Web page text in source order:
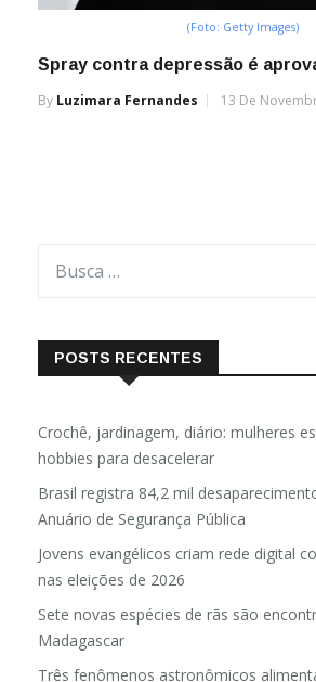
(Foto: Getty Images)
Spray contra depressão é
By Luzimara Fernandes 13 De
POSTS RECENTES
Crochê, jardinagem, diário: mulheres
hobbies para desacelerar
Brasil registra 84,2 mil
Anuário de Segurança Pública
Jovens evangélicos criam rede digital
nas eleições de 2026
Sete novas espécies de rãs são
Madagascar
Três fenômenos astronômicos